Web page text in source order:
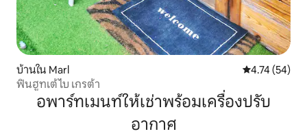
บ้านใน Marl คะแนนเฉลี่ย
4.74 (54)
ฟินฮูทเต้ ไบ เกรต้า
อพาร์ทเมนท์ให้เช่าพร้อมเครื่องปรับ
อากาศ